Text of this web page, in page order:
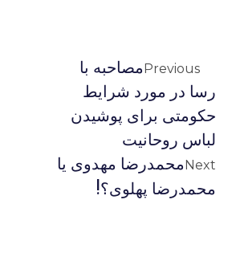
Previous مصاحبه با
رسا در مورد شرایط
حکومتی برای پوشیدن
لباس روحانیت
Next محمدرضا مهدوی یا
محمدرضا پهلوی؟!